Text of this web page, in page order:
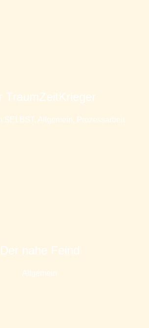
TraumZeitKrieger
SELBST, Allgemein, Prozessarbeit
Der nahe Feind
Allgemein